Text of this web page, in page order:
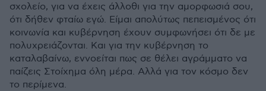
σχολείο, για να έχεις άλλοθι για την αμορφωσιά σου,
ότι δήθεν φταίω εγώ. Είμαι απολύτως πεπεισμένος ότι
κοινωνία και κυβέρνηση έχουν συμφωνήσει ότι δε με
πολυχρειάζονται. Και για την κυβέρνηση το
καταλαβαίνω, εννοείται πως σε θέλει αγράμματο να
παίζεις Στοίχημα όλη μέρα. Αλλά για τον κόσμο δεν
το περίμενα.